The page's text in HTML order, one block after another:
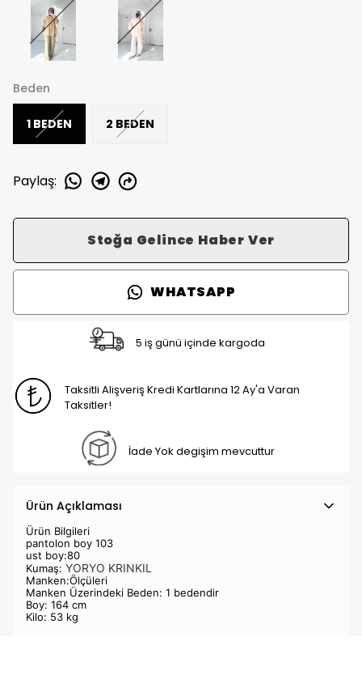
Beden
1 BEDEN 2 BEDEN
Paylaş:
Stoğa Gelince Haber Ver
WHATSAPP
5 iş günü içinde kargoda
Taksitli Alışveriş Kredi Kartlarına 12 Ay'a Varan
Taksitler!
İade Yok degişim mevcuttur
Ürün Açıklaması
Ürün Bilgileri
pantolon boy 103
ust boy:80
Kumaş: YORYO KRINKIL
Manken:Ölçüleri
Manken Üzerindeki Beden: 1 bedendir
Boy: 164 cm
Kilo: 53 kg